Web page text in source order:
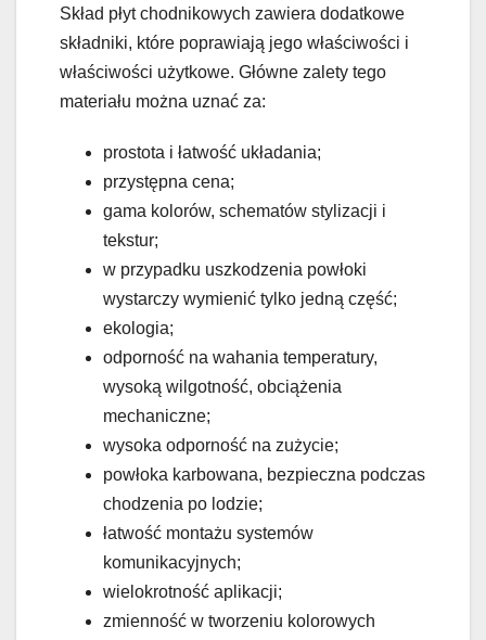
Skład płyt chodnikowych zawiera dodatkowe
składniki, które poprawiają jego właściwości i
właściwości użytkowe. Główne zalety tego
materiału można uznać za:
prostota i łatwość układania;
przystępna cena;
gama kolorów, schematów stylizacji i
tekstur;
w przypadku uszkodzenia powłoki
wystarczy wymienić tylko jedną część;
ekologia;
odporność na wahania temperatury,
wysoką wilgotność, obciążenia
mechaniczne;
wysoka odporność na zużycie;
powłoka karbowana, bezpieczna podczas
chodzenia po lodzie;
łatwość montażu systemów
komunikacyjnych;
wielokrotność aplikacji;
zmienność w tworzeniu kolorowych